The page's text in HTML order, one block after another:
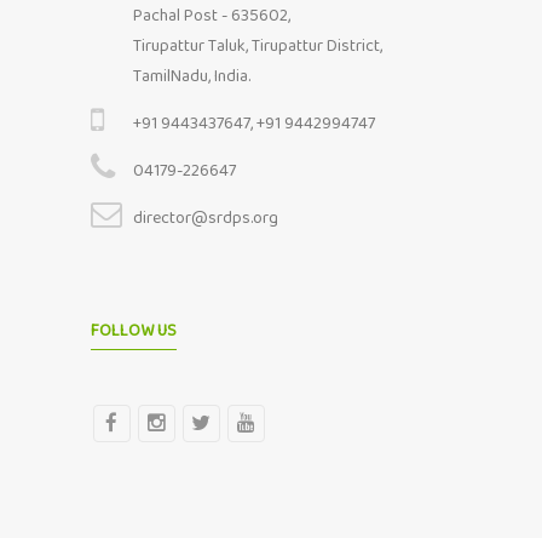
Pachal Post - 635602,
Tirupattur Taluk, Tirupattur District,
TamilNadu, India.
+91 9443437647, +91 9442994747
04179-226647
director@srdps.org
FOLLOW US